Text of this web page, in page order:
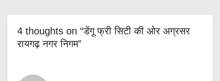
4 thoughts on “डेंगू फ्री सिटी की ओर अग्रसर
रायगढ़ नगर निगम”